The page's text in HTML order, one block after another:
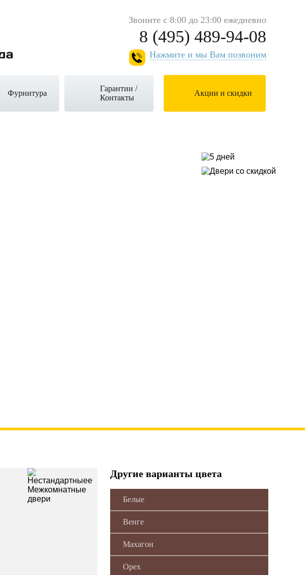
Звоните с 8:00 до 23:00 ежедневно
8 (495) 489-94-08
Нажмите и мы Вам позвоним
Фурнитура
Гарантии /
Контакты
Акции и скидки
Другие варианты цвета
Белые
Венге
Махагон
Орех